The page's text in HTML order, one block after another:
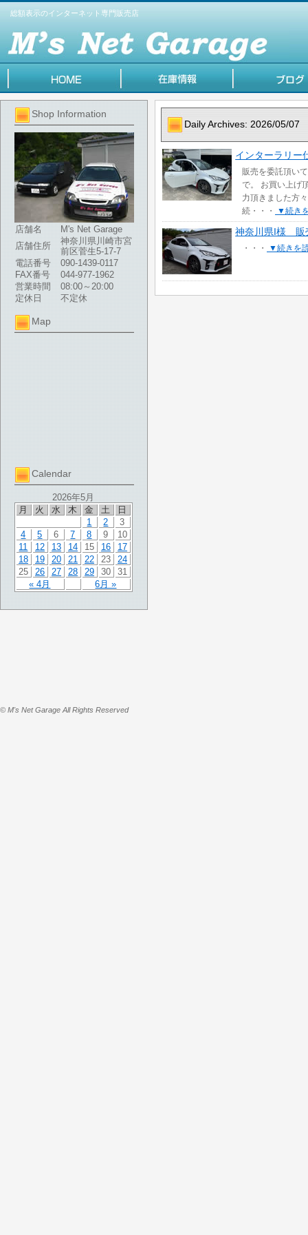
総額表示のインターネット専門販売店
Shop Information
店舗名
M's Net Garage
店舗住所
神奈川県川崎市宮
前区菅生5-17-7
電話番号
090-1439-0117
FAX番号
044-977-1962
営業時間
08:00～20:00
定休日
不定休
Map
Calendar
2026年5月
月
火 水 木 金 土 日
« 4月 6月 »
1 2
3
4
5 6 7 8 9
10
11
12 13 14 15 16
17
18
19 20 21 22 23
24
25
26 27 28 29 30 31
Daily Archives: 2026/05/07
インターラリー
販売を委託頂い
で。 お買い上げ
力頂きました方
続・・・
▼続き
神奈川県I様 販
・・・ ▼続きを
© M's Net Garage All Rights Reserved